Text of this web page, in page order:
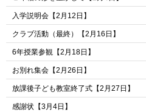
入学説明会【2月12日】
クラブ活動（最終）【2月16日】
6年授業参観【2月18日】
お別れ集会【2月26日】
放課後子ども教室終了式【2月27日】
感謝状【3月4日】